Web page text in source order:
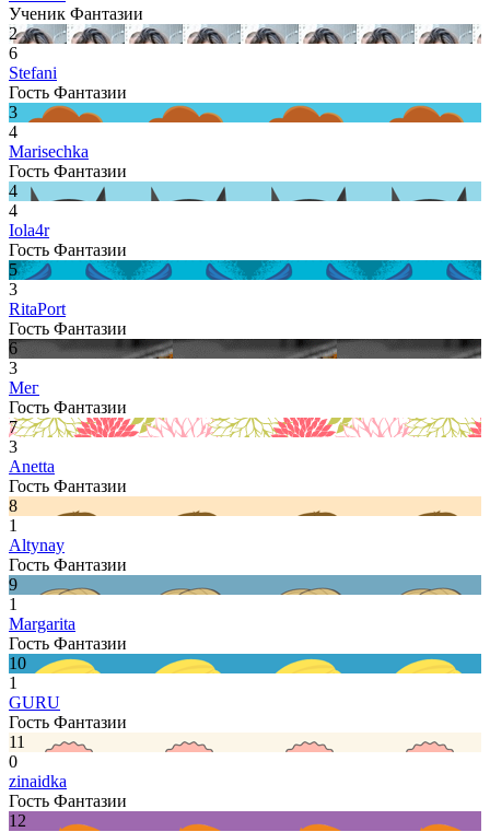
Ученик Фантазии
2
6
Stefani
Гость Фантазии
3
4
Marisechka
Гость Фантазии
4
4
Iola4r
Гость Фантазии
5
3
RitaPort
Гость Фантазии
6
3
Мег
Гость Фантазии
7
3
Anetta
Гость Фантазии
8
1
Altynay
Гость Фантазии
9
1
Margarita
Гость Фантазии
10
1
GURU
Гость Фантазии
11
0
zinaidka
Гость Фантазии
12